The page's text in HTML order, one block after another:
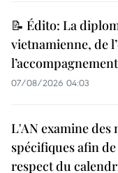
📝 Édito: La
vietnamienne, de
l’accompagnement
07/08/2026 04:03
L'AN examine des
spécifiques afin
respect du